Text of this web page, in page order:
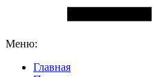
Меню:
Главная